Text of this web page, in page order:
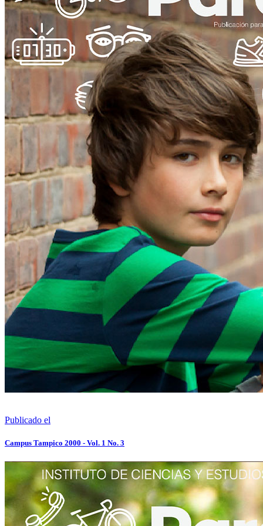
Publicado el
Campus Tampico 2000 - Vol. 1 No. 3